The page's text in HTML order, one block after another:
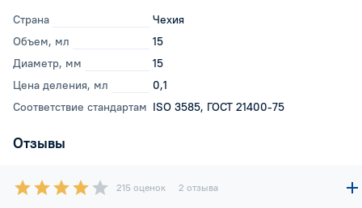
Страна
Чехия
Объем, мл
15
Диаметр, мм
15
Цена деления, мл
0,1
Соответствие стандартам ISO 3585, ГОСТ 21400-75
Отзывы
215 оценок 2 отзыва